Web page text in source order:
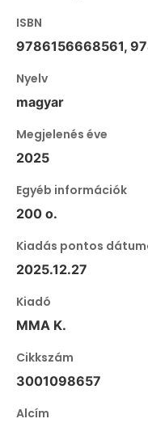
ISBN
9786156668561,
Nyelv
magyar
Megjelenés éve
2025
Egyéb információk
200 o.
Kiadás pontos
2025.12.27
Kiadó
MMA K.
Cikkszám
3001098657
Alcím